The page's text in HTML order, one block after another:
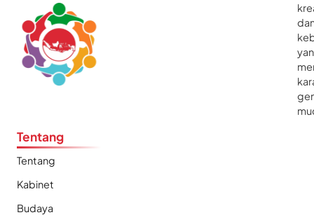
Tentang
Tentang
Kabinet
Budaya